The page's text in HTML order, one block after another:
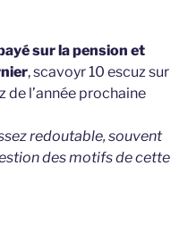
sur la pension et
, scavoyr 10 escuz sur
de l’année prochaine
redoutable, souvent
des motifs de cette